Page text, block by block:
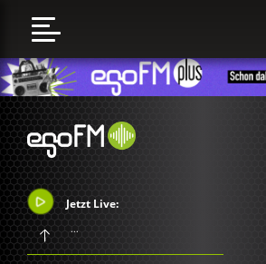
Jetzt Live:
...